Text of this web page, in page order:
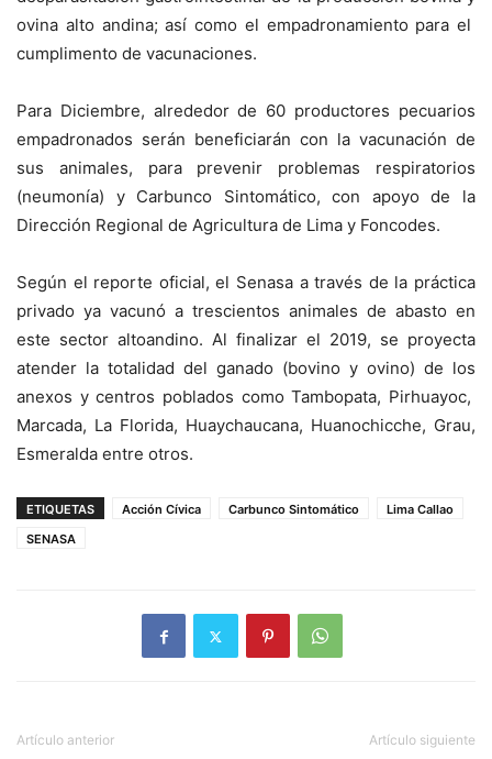
ovina alto andina; así como el empadronamiento para el
cumplimento de vacunaciones.
Para Diciembre, alrededor de 60 productores pecuarios
empadronados serán beneficiarán con la vacunación de
sus animales, para prevenir problemas respiratorios
(neumonía) y Carbunco Sintomático, con apoyo de la
Dirección Regional de Agricultura de Lima y Foncodes.
Según el reporte oficial, el Senasa a través de la práctica
privado ya vacunó a trescientos animales de abasto en
este sector altoandino. Al finalizar el 2019, se proyecta
atender la totalidad del ganado (bovino y ovino) de los
anexos y centros poblados como Tambopata, Pirhuayoc,
Marcada, La Florida, Huaychaucana, Huanochicche, Grau,
Esmeralda entre otros.
ETIQUETAS Acción Cívica Carbunco Sintomático
Lima Callao
SENASA
Artículo anterior Artículo siguiente